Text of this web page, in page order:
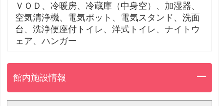
ＶＯＤ、冷暖房、冷蔵庫（中身空）、加湿器、
空気清浄機、電気ポット、電気スタンド、洗面
台、洗浄便座付トイレ、洋式トイレ、ナイトウ
ェア、ハンガー
館内施設情報